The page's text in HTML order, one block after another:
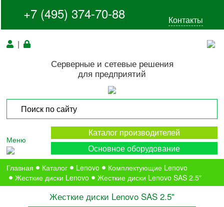
+7 (495) 374-70-88 Контакты
|
Серверные и сетевые решения
для предприятий
Меню
Каталог производителей
Основное оборудование
Главная Каталог Lenovo
Комплектующие Lenovo
Жесткие диски Lenovo
Жесткие диски Lenovo SAS 2.5"
Жесткие диски Lenovo SAS 2.5"